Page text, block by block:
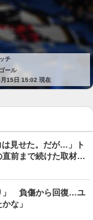
チ
ゴール
15日 15:02 現在
は見せた。だが…」ト
前まで続けた取材を
」 負傷から回復…ユ
な」